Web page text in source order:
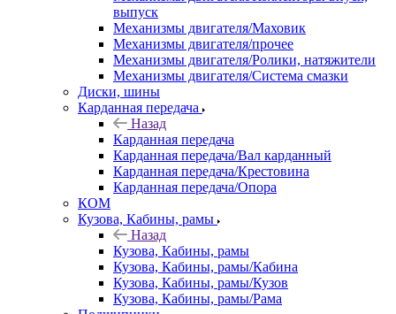
выпуск
Механизмы двигателя/Маховик
Механизмы двигателя/прочее
Механизмы двигателя/Ролики, натяжители
Механизмы двигателя/Система смазки
Диски, шины
Карданная передача
Назад
Карданная передача
Карданная передача/Вал карданный
Карданная передача/Крестовина
Карданная передача/Опора
КОМ
Кузова, Кабины, рамы
Назад
Кузова, Кабины, рамы
Кузова, Кабины, рамы/Кабина
Кузова, Кабины, рамы/Кузов
Кузова, Кабины, рамы/Рама